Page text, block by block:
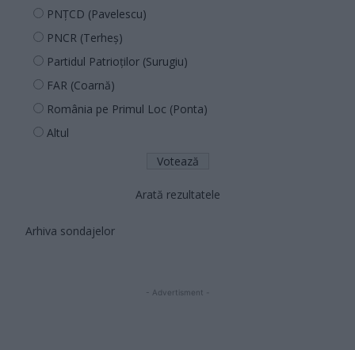
PNȚCD (Pavelescu)
PNCR (Terheș)
Partidul Patrioților (Surugiu)
FAR (Coarnă)
România pe Primul Loc (Ponta)
Altul
Arată rezultatele
Arhiva sondajelor
- Advertisment -